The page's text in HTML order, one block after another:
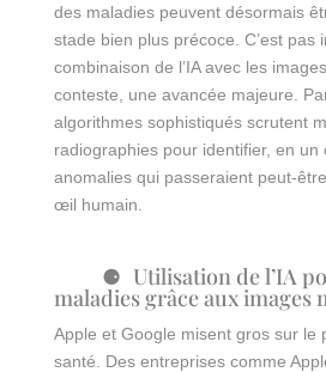
des maladies peuvent désormais
stade bien plus précoce. C’est pas
combinaison de l’IA avec les
conteste, une avancée majeure.
algorithmes sophistiqués scrutent
radiographies pour identifier, en un
anomalies qui passeraient peut-
œil humain.
Utilisation de l’IA
maladies grâce aux images
Apple et Google misent gros sur le
santé. Des entreprises comme